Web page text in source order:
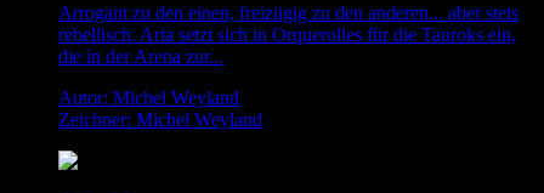
Arrogant zu den einen, freizügig zu den anderen... aber stets
rebellisch. Aria setzt sich in Orquerolles für die Tauroks ein,
die in der Arena zur...
Autor: Michel Weyland
Zeichner: Michel Weyland